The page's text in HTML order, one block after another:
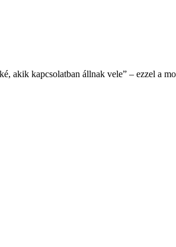
akik kapcsolatban állnak vele” – ezzel a